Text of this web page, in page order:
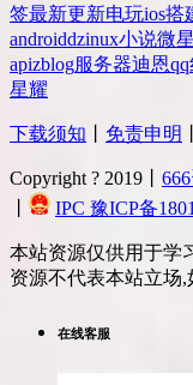
签最新更新电玩ios搭
androiddzinux小说微星
apizblog服务器迪恩qq
星耀
下载须知 免责申明
Copyright ? 2019丨
IPC 豫ICP备
本站资源仅供用于学
资源不代表本站立场
在线客服